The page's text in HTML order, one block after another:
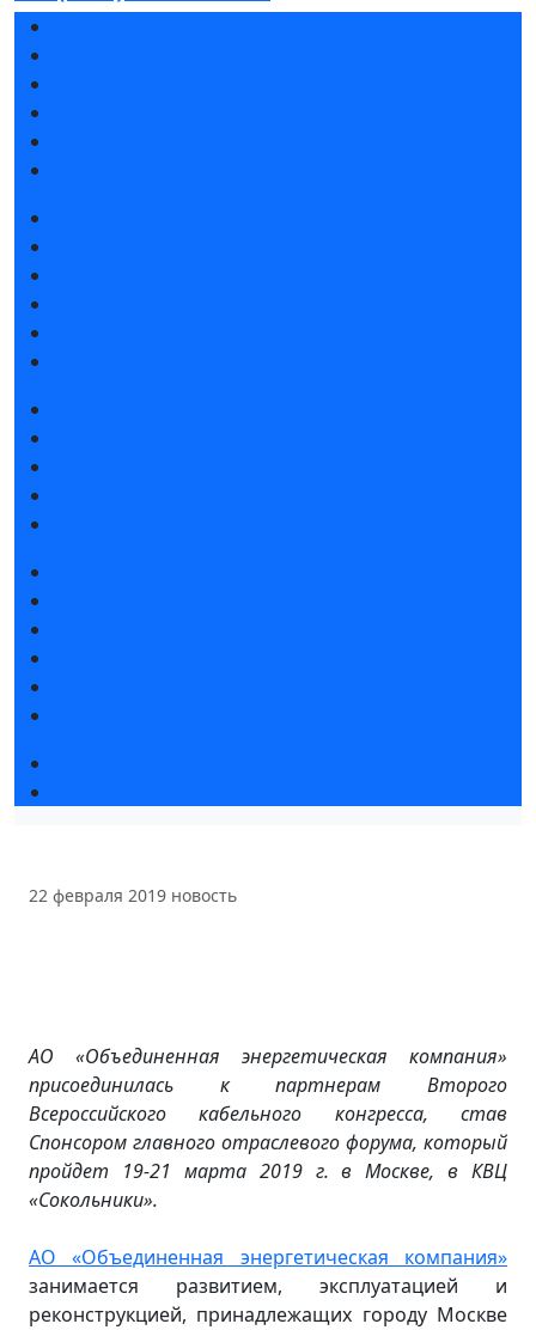
22 февраля 2019 новость
АО «Объединенная энергетическая компания»
присоединилась к партнерам Второго
Всероссийского кабельного конгресса, став
Спонсором главного отраслевого форума, который
пройдет 19-21 марта 2019 г. в Москве, в КВЦ
«Сокольники».
АО «Объединенная энергетическая компания»
занимается развитием, эксплуатацией и
реконструкцией, принадлежащих городу Москве